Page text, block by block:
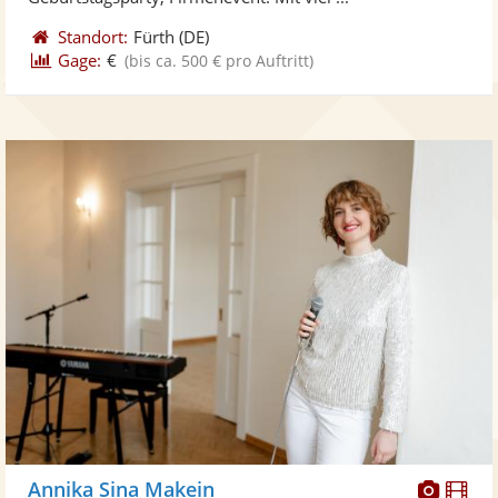
Standort: Fürth (DE)
Gage: € (bis ca. 500 € pro Auftritt)
Annika Sina Makein